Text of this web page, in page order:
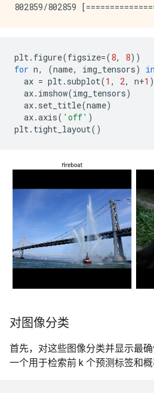
plt. figure(figsize=(8, 8))
for n, (name, img_tensors) in
ax = plt. subplot(1 , 2, n+1 )
ax. imshow(img_tensors)
ax. set_title(name)
ax.axis( 'off' )
plt. tight_layout()
对图像分类
首先，对这些图像分类并显示最
一个用于检索前 k 个预测标签和概